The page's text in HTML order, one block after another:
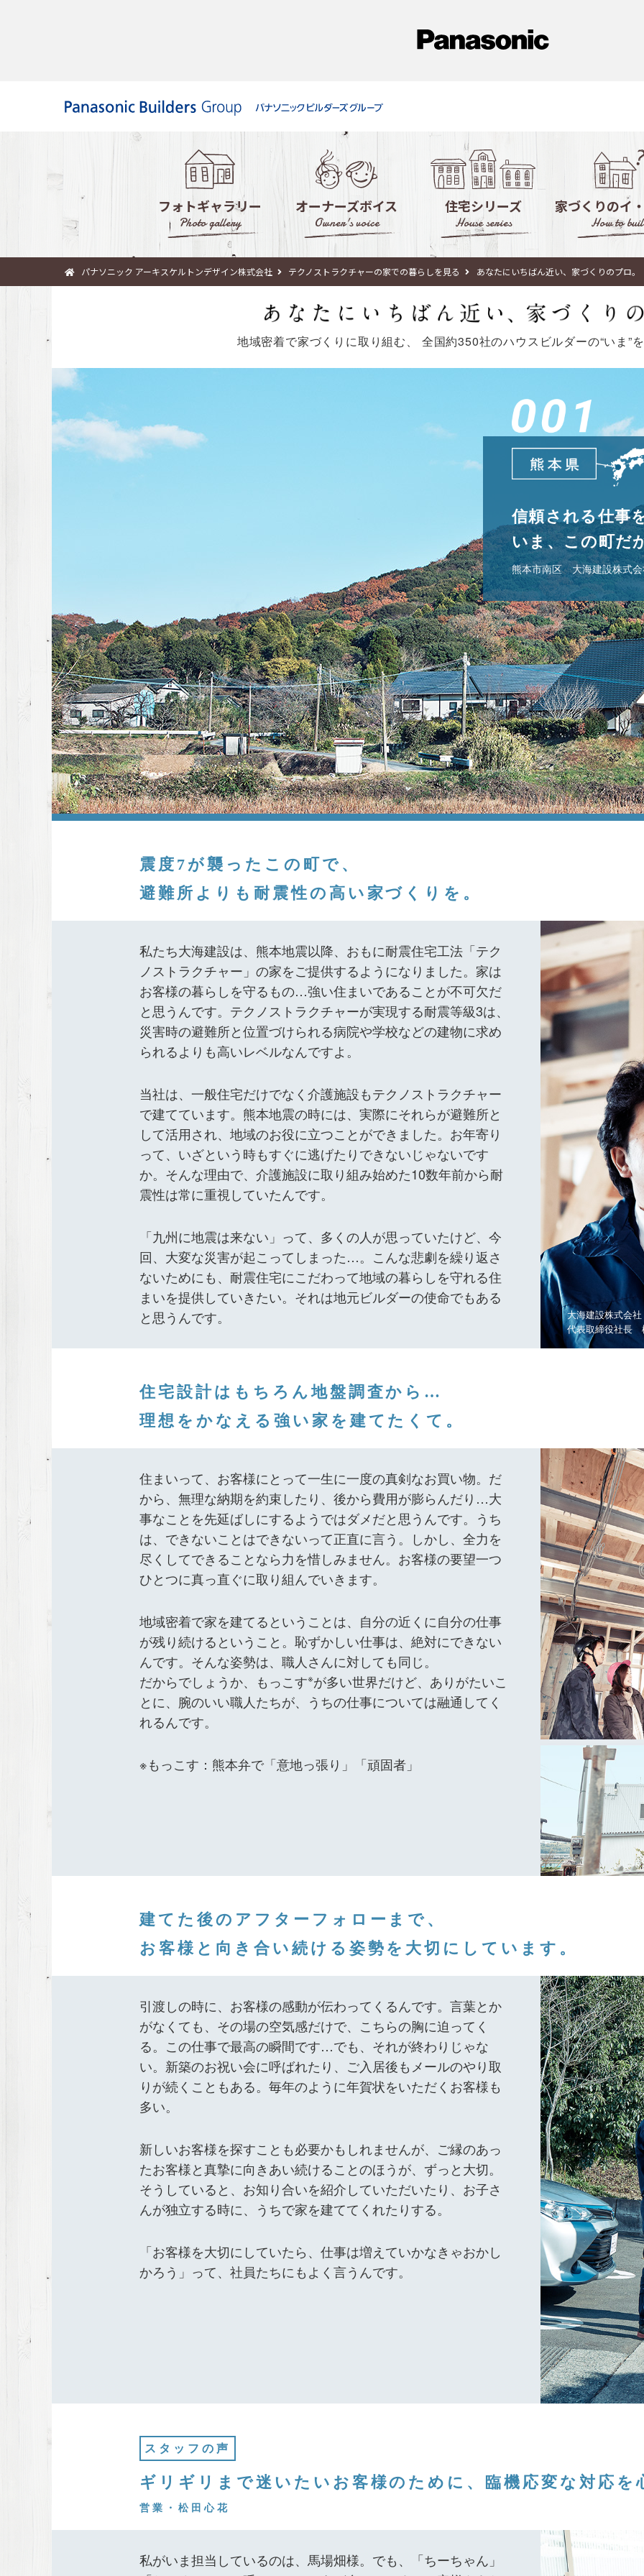
フォトギャラリー
Photo gallery
オーナーズボイス
Owner's voice
住宅シリーズ
House series
家づくりのイ
How to
徹底活用！モデ
失敗しない！住宅
家づくり完璧！ス
快適のヒミツ！その
長持ちする家！だからこ
パナソニック アーキスケルトンデザイン株式会社 テクノストラクチャーの家での暮らしを見る あなたにいちばん近い、家づくりのプロ。
地域密着で家づくりに取り組む、 全国約350社のハウスビルダーの“いま”
信頼される仕事
いま、この町だ
熊本市南区 大海建設株式
震度7が襲ったこの町で、
避難所よりも耐震性の高い家づくりを。
私たち大海建設は、熊本地震以降、おもに耐震住宅工法「テク
ノストラクチャー」の家をご提供するようになりました。家は
お客様の暮らしを守るもの…強い住まいであることが不可欠だ
と思うんです。テクノストラクチャーが実現する耐震等級3は、
災害時の避難所と位置づけられる病院や学校などの建物に求め
られるよりも高いレベルなんですよ。
当社は、一般住宅だけでなく介護施設もテクノストラクチャー
で建てています。熊本地震の時には、実際にそれらが避難所と
して活用され、地域のお役に立つことができました。お年寄り
って、いざという時もすぐに逃げたりできないじゃないです
か。そんな理由で、介護施設に取り組み始めた10数年前から耐
震性は常に重視していたんです。
「九州に地震は来ない」って、多くの人が思っていたけど、今
回、大変な災害が起こってしまった…。こんな悲劇を繰り返さ
ないためにも、耐震住宅にこだわって地域の暮らしを守れる住
まいを提供していきたい。それは地元ビルダーの使命でもある
と思うんです。
大海建設株式会社
代表取締役社長
住宅設計はもちろん地盤調査から…
理想をかなえる強い家を建てたくて。
住まいって、お客様にとって一生に一度の真剣なお買い物。だ
から、無理な納期を約束したり、後から費用が膨らんだり…大
事なことを先延ばしにするようではダメだと思うんです。うち
は、できないことはできないって正直に言う。しかし、全力を
尽くしてできることなら力を惜しみません。お客様の要望一つ
ひとつに真っ直ぐに取り組んでいきます。
地域密着で家を建てるということは、自分の近くに自分の仕事
が残り続けるということ。恥ずかしい仕事は、絶対にできない
んです。そんな姿勢は、職人さんに対しても同じ。
だからでしょうか、もっこす※が多い世界だけど、ありがたいこ
とに、腕のいい職人たちが、うちの仕事については融通してく
れるんです。
※もっこす：熊本弁で「意地っ張り」「頑固者」
建てた後のアフターフォローまで、
お客様と向き合い続ける姿勢を大切にしています。
引渡しの時に、お客様の感動が伝わってくるんです。言葉とか
がなくても、その場の空気感だけで、こちらの胸に迫ってく
る。この仕事で最高の瞬間です…でも、それが終わりじゃな
い。新築のお祝い会に呼ばれたり、ご入居後もメールのやり取
りが続くこともある。毎年のように年賀状をいただくお客様も
多い。
新しいお客様を探すことも必要かもしれませんが、ご縁のあっ
たお客様と真摯に向きあい続けることのほうが、ずっと大切。
そうしていると、お知り合いを紹介していただいたり、お子さ
んが独立する時に、うちで家を建ててくれたりする。
「お客様を大切にしていたら、仕事は増えていかなきゃおかし
かろう」って、社員たちにもよく言うんです。
スタッフの声
ギリギリまで迷いたいお客様のために、臨機応変な対応を
営業・松田心花
私がいま担当しているのは、馬場畑様。でも、「ちーちゃん」